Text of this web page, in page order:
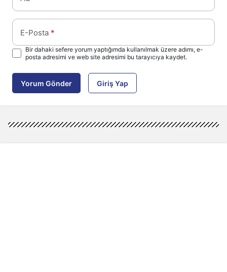
E-Posta *
Bir dahaki sefere yorum yaptığımda kullanılmak üzere adımı, e-
posta adresimi ve web site adresimi bu tarayıcıya kaydet.
Yorum Gönder Giriş Yap